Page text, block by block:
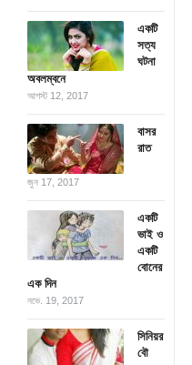
একটি
সত্য
ঘটনা
অবলম্বনে
আগস্ট 12, 2017
বাসর
রাত
জুন 17, 2017
একটি
ভাই ও
একটি
বোনের
এক দিন
নভে. 19, 2017
সিনিয়র
বৌ